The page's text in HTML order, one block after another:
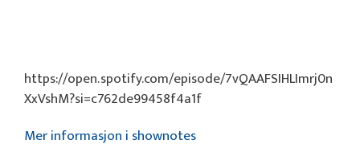
https://open.spotify.com/episode/7vQAAFSIHLImrj0n
XxVshM?si=c762de99458f4a1f
Mer informasjon i shownotes